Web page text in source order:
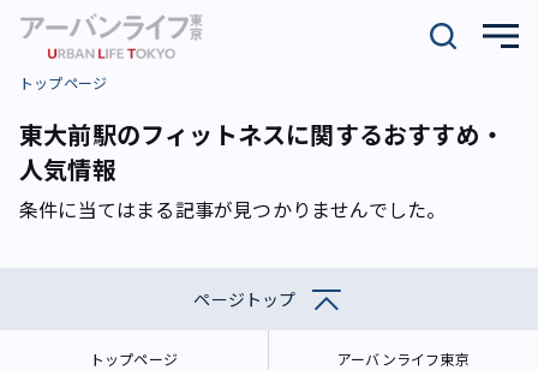
トップページ
東大前駅のフィットネスに関するおすすめ・
人気情報
条件に当てはまる記事が見つかりませんでした。
ページトップ
トップページ アーバンライフ東京